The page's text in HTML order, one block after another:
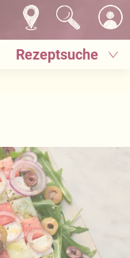
Rezeptsuche